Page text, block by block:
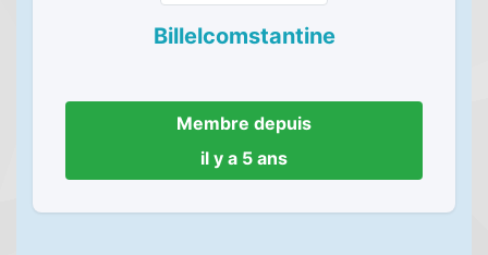
Billelcomstantine
Membre depuis
il y a 5 ans